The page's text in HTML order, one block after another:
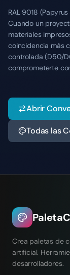
RAL 9018
Cuando un
materiales
coincidencia más
controlada (D50/
comprometerte
Abrir
Todas las
Crea paletas de
artificial.
desarrolladores.